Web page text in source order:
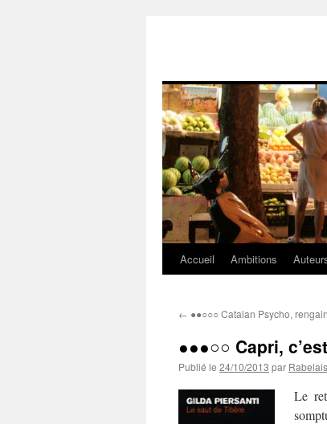
Aller
contenu
Accueil Ambitions
← ●●○○○ Catalan Psycho,
●●●○○ Capri,
Publié le 24/10/2013 par Rabelais
Le